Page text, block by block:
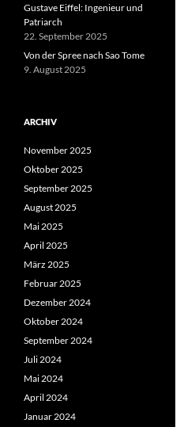
Gustave Eiffel: Ingenieur und
Patriarch
22. September 2025
Von der Spree nach Sao Tome
9. August 2025
ARCHIV
November 2025
Oktober 2025
September 2025
August 2025
Mai 2025
April 2025
März 2025
Februar 2025
Dezember 2024
Oktober 2024
September 2024
Juli 2024
Mai 2024
April 2024
Januar 2024